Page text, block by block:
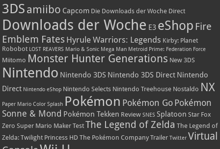
3DS amiibo Capcom Die Downloads der Woche Direct
Downloads der Woche E3 eShop Fire
Emblem Fates Hyrule Warriors: Legends Kirby: Planet
Robobot LOST REAVERS Mario & Sonic Mega Man Metroid Prime: Federation Force
Miitomo Monster Hunter Generations New 3DS
Nintendo Nintendo 3DS Nintendo 3DS Direct Nintendo
Direct Nintendo eShop Nintendo Selects Nintendo Treehouse Nostaldo NX
Paper Mario Color Splash Pokémon Pokémon Go Pokémon
Sonne & Mond Pokémon Tekken Review SNES Splatoon Star Fox
Zero Super Mario Maker Test The Legend of Zelda The Legend of
Zelda: Twilight Princess HD The Pokémon Company Trailer Twitter Virtual